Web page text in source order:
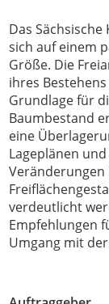
Das
sich auf einem
Größe. Die
ihres
Grundlage für
Baumbestand
eine
Lageplänen
verdeutlicht
Empfehlungen
Umgang mit